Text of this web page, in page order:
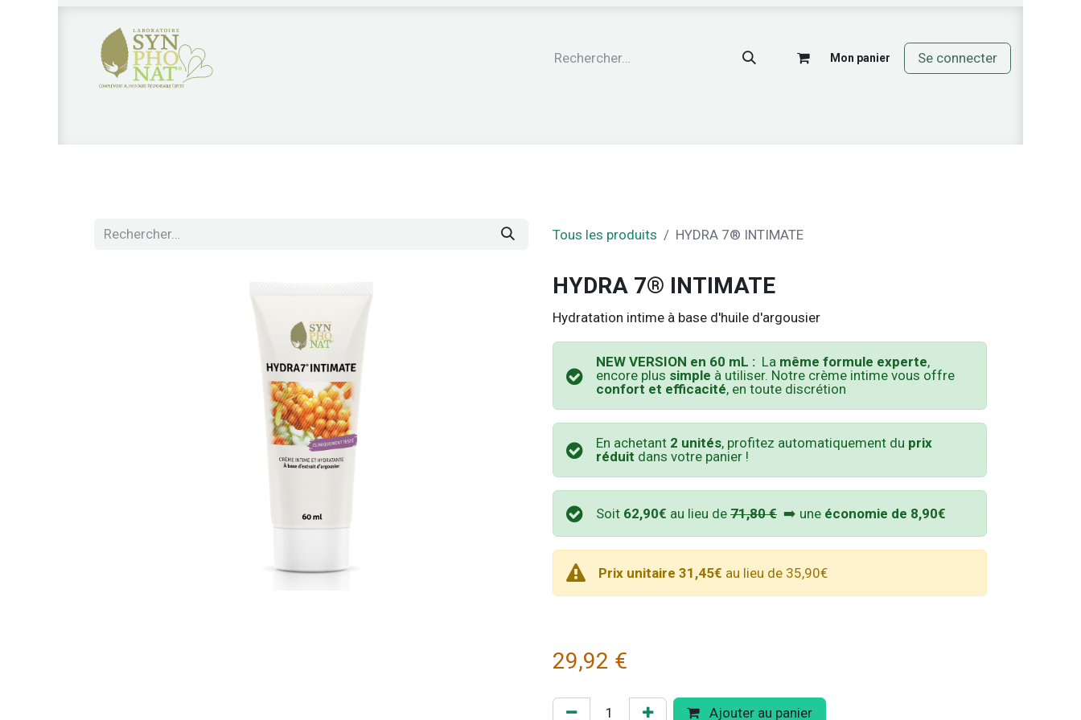
Mon panier Se connecter
Tous les produits HYDRA 7® INTIMATE
HYDRA 7® INTIMATE
Hydratation intime à base d'huile d'argousier
NEW VERSION en 60 mL : La même formule experte,
encore plus simple à utiliser. Notre crème intime vous offre
confort et efficacité, en toute discrétion
En achetant 2 unités, profitez automatiquement du prix
réduit dans votre panier !
Soit 62,90€ au lieu de 71,80 € ➡️ une économie de 8,90€
Prix unitaire 31,45€ au lieu de 35,90€
29,92 €
Ajouter au panier